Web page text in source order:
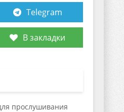
Telegram
В закладки
прослушивания